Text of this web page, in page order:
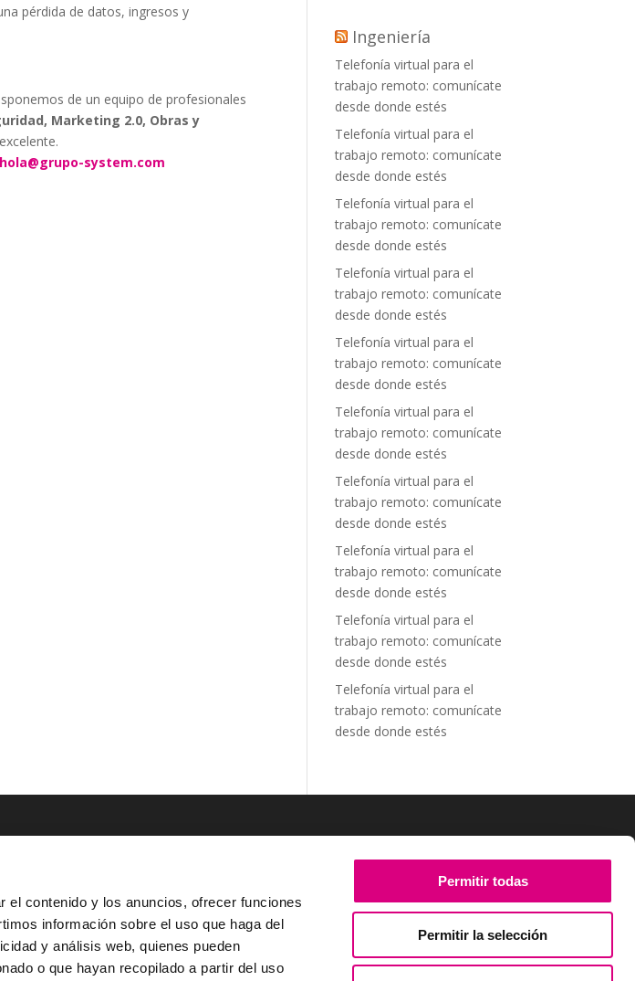
el contenido y los anuncios, ofrecer funciones
información sobre el uso que haga del
y análisis web, quienes pueden
o que hayan recopilado a partir del uso
Permitir todas
Permitir la selección
pérdida de datos, ingresos y
de un equipo de profesionales
Marketing 2.0, Obras y
hola@grupo-system.com
Ingeniería
Telefonía virtual para el
trabajo remoto: comunícate
desde donde estés
Telefonía virtual para el
trabajo remoto: comunícate
desde donde estés
Telefonía virtual para el
trabajo remoto: comunícate
desde donde estés
Telefonía virtual para el
trabajo remoto: comunícate
desde donde estés
Telefonía virtual para el
trabajo remoto: comunícate
desde donde estés
Telefonía virtual para el
trabajo remoto: comunícate
desde donde estés
Telefonía virtual para el
trabajo remoto: comunícate
desde donde estés
Telefonía virtual para el
trabajo remoto: comunícate
desde donde estés
Telefonía virtual para el
trabajo remoto: comunícate
desde donde estés
Telefonía virtual para el
trabajo remoto: comunícate
desde donde estés
^ Aviso Legal
^ Política de Privacidad